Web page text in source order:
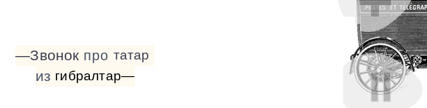
—Звонок про татар
из гибралтар—